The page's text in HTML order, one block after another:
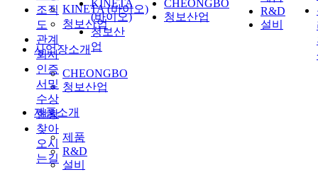
KINETA (바이오)
청보산업
사업장소개
CHEONGBO
청보산업
제품소개
제품
R&D
설비
조직
도
관계
회사
인증
서및
수상
현황
찾아
오시
는길
KINETA
(바이오)
청보산
업
CHEONGBO
청보산업
R&D
설비